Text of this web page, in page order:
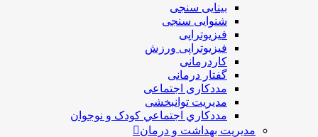
بینایی سنجی
شنوایی سنجی
فیزیوتراپی
فیزیوتراپی ورزش
کاردرمانی
گفتار درمانی
مددکاری اجتماعی
مديريت توانبخشی
مددکاري اجتماعي کودک و نوجوان
مدیریت بهداشت و درمان